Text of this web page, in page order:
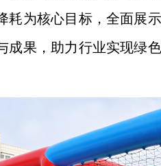
耗为核心目标，全面展
成果，助力行业实现绿